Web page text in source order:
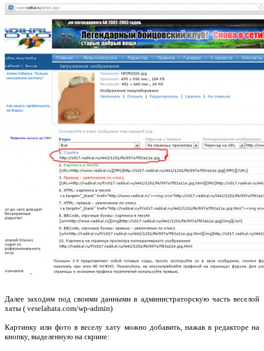
Далее заходим под своими данными в администраторскую часть веселой
хаты ( veselahata.com/wp-admin)
Картинку или фото в веселу хату можно добавить, нажав в редакторе на
кнопку, выделенную на скрине: